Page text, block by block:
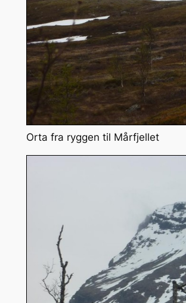
Orta fra ryggen til Mårfjellet